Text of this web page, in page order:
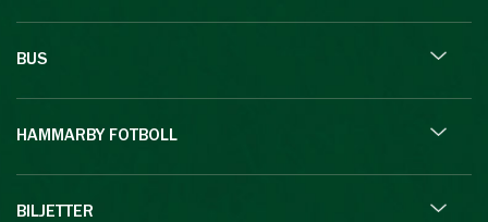
BUS
HAMMARBY FOTBOLL
BILJETTER